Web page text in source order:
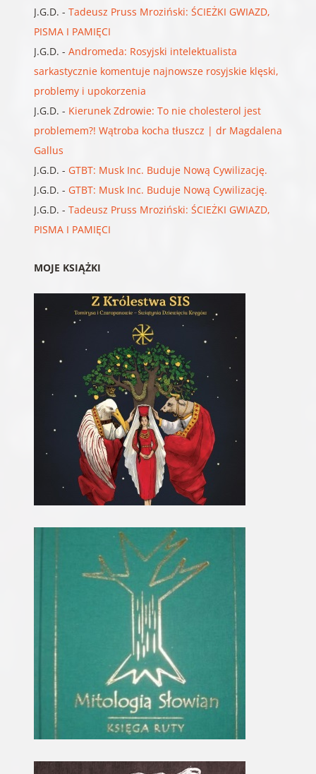
J.G.D. - Tadeusz Pruss Mroziński: ŚCIEŻKI GWIAZD,
PISMA I PAMIĘCI
J.G.D. - Andromeda: Rosyjski intelektualista
sarkastycznie komentuje najnowsze rosyjskie klęski,
problemy i upokorzenia
J.G.D. - Kierunek Zdrowie: To nie cholesterol jest
problemem?! Wątroba kocha tłuszcz | dr Magdalena
Gallus
J.G.D. - GTBT: Musk Inc. Buduje Nową Cywilizację.
J.G.D. - GTBT: Musk Inc. Buduje Nową Cywilizację.
J.G.D. - Tadeusz Pruss Mroziński: ŚCIEŻKI GWIAZD,
PISMA I PAMIĘCI
MOJE KSIĄŻKI